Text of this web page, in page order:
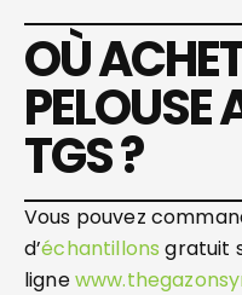
OÙ
PELOUSE
TGS ?
Vous pouvez
d’échantillons gratuit
ligne